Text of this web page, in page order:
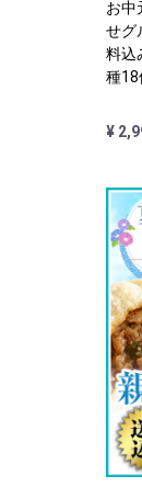
お中
せグ
料込
種18
¥